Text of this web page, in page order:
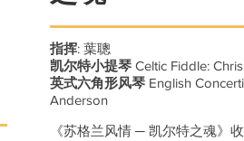
指挥: 葉聰
凯尔特小提琴Celtic Fiddle:
英式六角形风琴English
Anderson
《苏格兰风情 ─ 凯尔特之魂》